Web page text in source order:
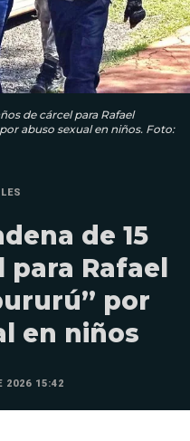
de cárcel para Rafael
abuso sexual en niños. Foto:
de 15
Rafael
por
en niños
2026 15:42